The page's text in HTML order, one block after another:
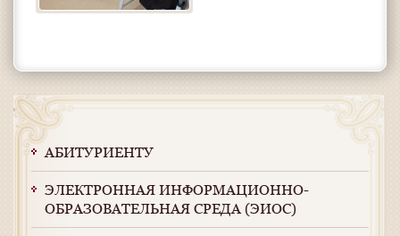
АБИТУРИЕНТУ
ЭЛЕКТРОННАЯ ИНФОРМАЦИОННО-
ОБРАЗОВАТЕЛЬНАЯ СРЕДА (ЭИОС)